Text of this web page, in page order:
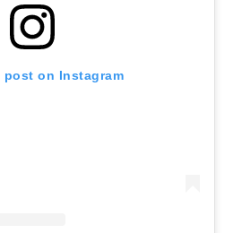
post on Instagram